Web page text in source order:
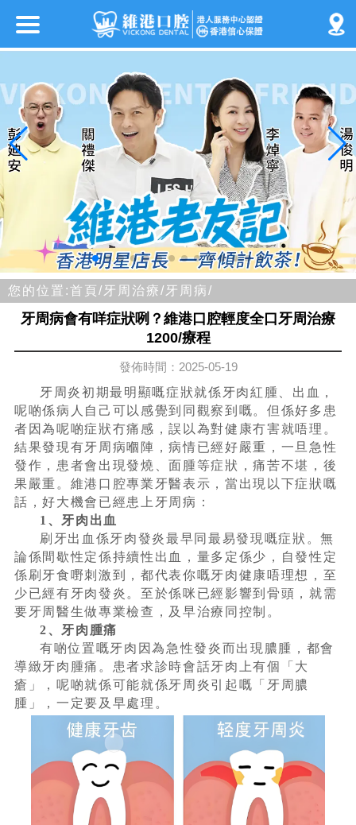
您的位置:首頁/ 牙周治療/ 牙周病/
牙周病會有咩症狀咧？維港口腔輕度全口牙周治療
1200/療程
發佈時間：2025-05-19
牙周炎初期最明顯嘅症狀就係牙肉紅腫、出血，
呢啲係病人自己可以感覺到同觀察到嘅。但係好多患
者因為呢啲症狀冇痛感，誤以為對健康冇害就唔理。
結果發現有牙周病嗰陣，病情已經好嚴重，一旦急性
發作，患者會出現發燒、面腫等症狀，痛苦不堪，後
果嚴重。維港口腔專業牙醫表示，當出現以下症狀嘅
話，好大機會已經患上牙周病：
1、牙肉出血
刷牙出血係牙肉發炎最早同最易發現嘅症狀。無
論係間歇性定係持續性出血，量多定係少，自發性定
係刷牙食嘢刺激到，都代表你嘅牙肉健康唔理想，至
少已經有牙肉發炎。至於係咪已經影響到骨頭，就需
要牙周醫生做專業檢查，及早治療同控制。
2、牙肉腫痛
有啲位置嘅牙肉因為急性發炎而出現膿腫，都會
導緻牙肉腫痛。患者求診時會話牙肉上有個「大
瘡」，呢啲就係可能就係牙周炎引起嘅「牙周膿
腫」，一定要及早處理。